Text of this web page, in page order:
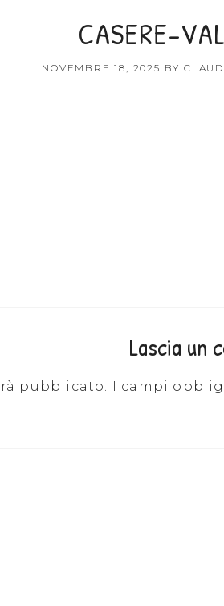
CASERE-
NOVEMBRE 18, 2025 BY
Lascia un
pubblicato. I campi